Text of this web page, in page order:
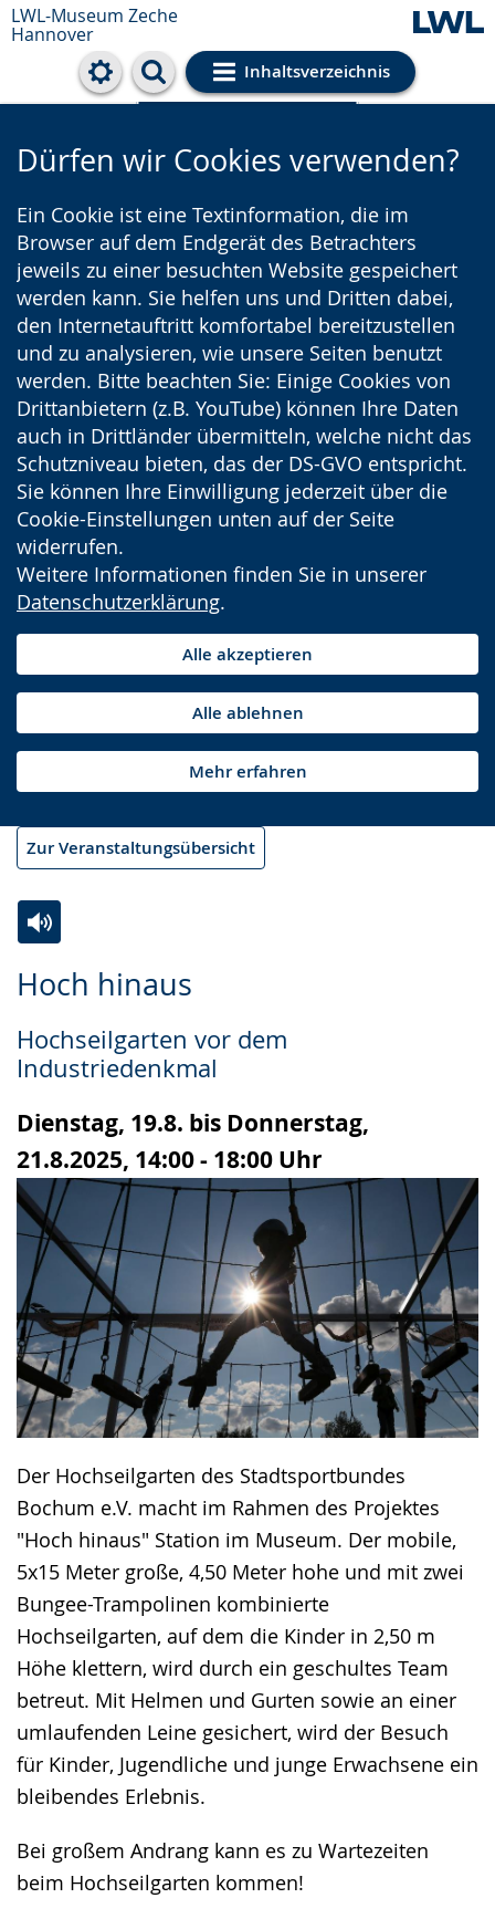
LWL-Museum Zeche
Hannover
Inhaltsverzeichnis
Cookie-Einstellungen
Dürfen wir Cookies verwenden?
Ein Cookie ist eine Textinformation, die im
Browser auf dem Endgerät des Betrachters
jeweils zu einer besuchten Website gespeichert
werden kann. Sie helfen uns und Dritten dabei,
den Internetauftritt komfortabel bereitzustellen
und zu analysieren, wie unsere Seiten benutzt
werden. Bitte beachten Sie: Einige Cookies von
Drittanbietern (z.B. YouTube) können Ihre Daten
auch in Drittländer übermitteln, welche nicht das
Schutzniveau bieten, das der DS-GVO entspricht.
Sie können Ihre Einwilligung jederzeit über die
Cookie-Einstellungen unten auf der Seite
widerrufen.
Weitere Informationen finden Sie in unserer
Datenschutzerklärung.
Alle akzeptieren
Alle ablehnen
Mehr erfahren
Zur Veranstaltungsübersicht
Hoch hinaus
Hochseilgarten vor dem
Industriedenkmal
Dienstag, 19.8. bis Donnerstag,
21.8.2025, 14:00 - 18:00 Uhr
Der Hochseilgarten des Stadtsportbundes
Bochum e.V. macht im Rahmen des Projektes
"Hoch hinaus" Station im Museum. Der mobile,
5x15 Meter große, 4,50 Meter hohe und mit zwei
Bungee-Trampolinen kombinierte
Hochseilgarten, auf dem die Kinder in 2,50 m
Höhe klettern, wird durch ein geschultes Team
betreut. Mit Helmen und Gurten sowie an einer
umlaufenden Leine gesichert, wird der Besuch
für Kinder, Jugendliche und junge Erwachsene ein
bleibendes Erlebnis.
Bei großem Andrang kann es zu Wartezeiten
beim Hochseilgarten kommen!
Leichten
wechseln.
Audio-
Video
Deutscher
wird
angezeigt.